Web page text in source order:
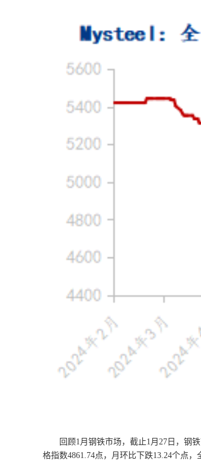
回顾1月钢铁市场，截止1月27日，钢铁
格指数4861.74点，月环比下跌13.24个点